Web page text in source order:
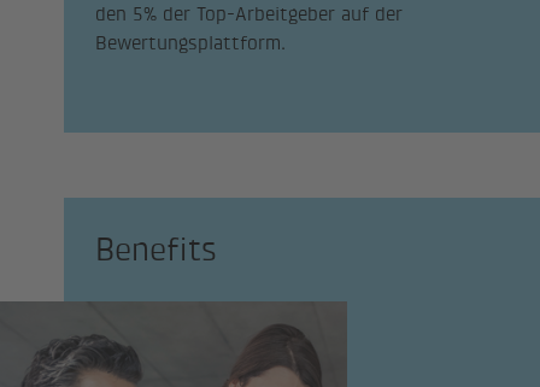
den 5% der Top-Arbeitgeber auf der
Bewertungsplattform.
Benefits